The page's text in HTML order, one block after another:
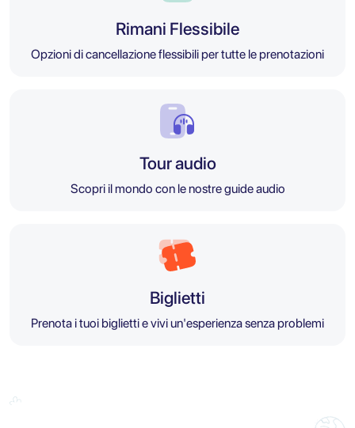
Rimani Flessibile
Opzioni di cancellazione flessibili per tutte le prenotazioni
Tour audio
Scopri il mondo con le nostre guide audio
Biglietti
Prenota i tuoi biglietti e vivi un'esperienza senza problemi